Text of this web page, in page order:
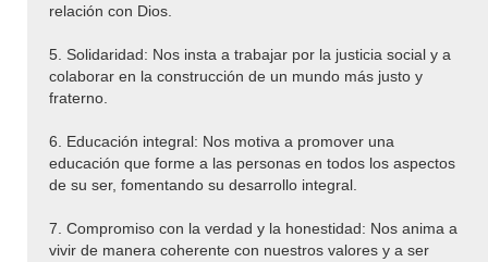
relación con Dios.
5. Solidaridad: Nos insta a trabajar por la justicia social y a
colaborar en la construcción de un mundo más justo y
fraterno.
6. Educación integral: Nos motiva a promover una
educación que forme a las personas en todos los aspectos
de su ser, fomentando su desarrollo integral.
7. Compromiso con la verdad y la honestidad: Nos anima a
vivir de manera coherente con nuestros valores y a ser